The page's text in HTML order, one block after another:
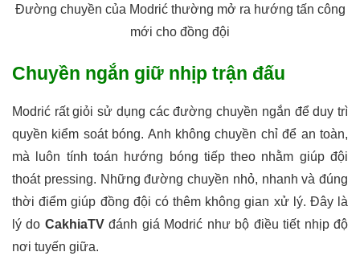
Đường chuyền của Modrić thường mở ra hướng tấn công
mới cho đồng đội
Chuyền ngắn giữ nhịp trận đấu
Modrić rất giỏi sử dụng các đường chuyền ngắn để duy trì
quyền kiểm soát bóng. Anh không chuyền chỉ để an toàn,
mà luôn tính toán hướng bóng tiếp theo nhằm giúp đội
thoát pressing. Những đường chuyền nhỏ, nhanh và đúng
thời điểm giúp đồng đội có thêm không gian xử lý. Đây là
lý do CakhiaTVđánh giá Modrić như bộ điều tiết nhịp độ
nơi tuyến giữa.